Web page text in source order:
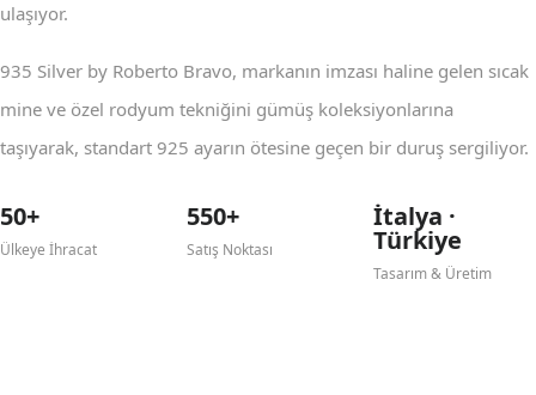
ulaşıyor.
935 Silver by Roberto Bravo, markanın imzası haline gelen sıcak
mine ve özel rodyum tekniğini gümüş koleksiyonlarına
taşıyarak, standart 925 ayarın ötesine geçen bir duruş sergiliyor.
50+
Ülkeye İhracat
550+
Satış Noktası
İtalya ·
Türkiye
Tasarım & Üretim